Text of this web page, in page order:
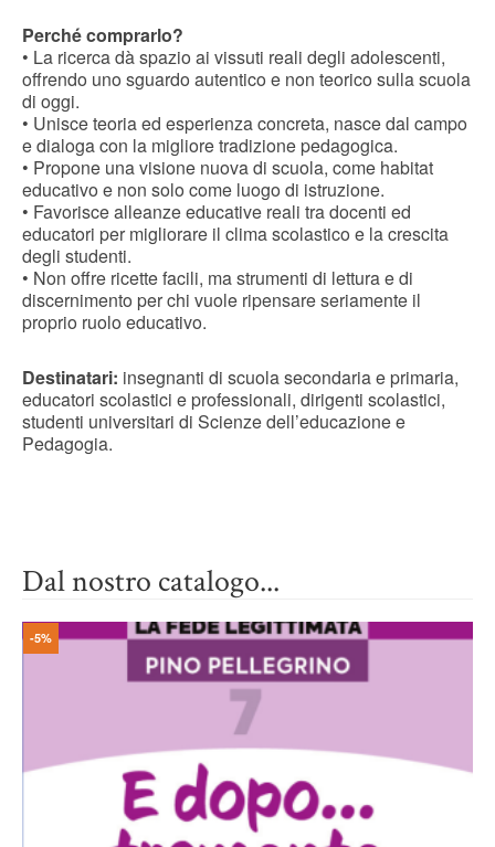
Perché comprarlo?
• La ricerca dà spazio ai vissuti reali degli adolescenti,
offrendo uno sguardo autentico e non teorico sulla scuola
di oggi.
• Unisce teoria ed esperienza concreta, nasce dal campo
e dialoga con la migliore tradizione pedagogica.
• Propone una visione nuova di scuola, come habitat
educativo e non solo come luogo di istruzione.
• Favorisce alleanze educative reali tra docenti ed
educatori per migliorare il clima scolastico e la crescita
degli studenti.
• Non offre ricette facili, ma strumenti di lettura e di
discernimento per chi vuole ripensare seriamente il
proprio ruolo educativo.
Destinatari: insegnanti di scuola secondaria e primaria,
educatori scolastici e professionali, dirigenti scolastici,
studenti universitari di Scienze dell’educazione e
Pedagogia.
Dal nostro catalogo...
-5%